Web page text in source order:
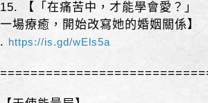
15. 【「在痛苦中，才能學會愛？」
一場療癒，開始改寫她的婚姻關係】
. https://is.gd/wEls5a